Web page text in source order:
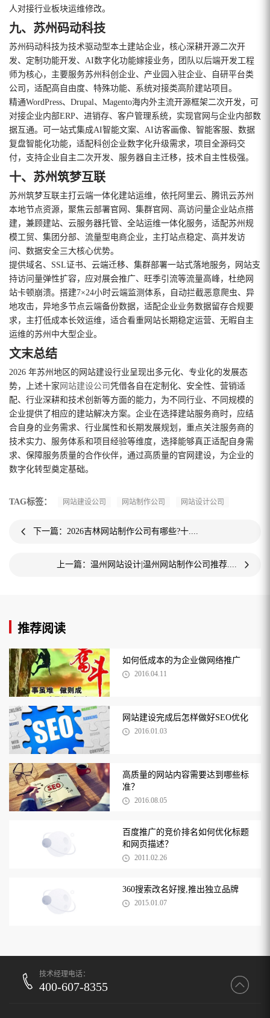
人对接行业板块运维修改。
九、苏州码动科技
苏州码动科技为技术驱动型本土建站企业，核心深耕开源二次开
发、定制功能开发、AI数字化功能嫁接业务，团队以后端开发工程
师为核心，主要服务苏州科创企业、产业园入驻企业、自研平台类
公司，适配高自由度、特殊功能、系统对接类高阶建站项目。
精通WordPress、Drupal、Magento海内外主流开源框架二次开发，可
对接企业内部ERP、进销存、客户管理系统，实现官网与企业内部数
据互通。可一站式集成AI智能文案、AI访客画像、智能客服、数据
复盘智能化功能，适配科创企业数字化升级需求，项目全源码交
付，支持企业自主二次开发、服务器自主迁移，技术自主性极强。
十、苏州筑梦互联
苏州筑梦互联主打云端一体化建站运维，依托阿里云、腾讯云苏州
本地节点资源，聚焦云部署官网、集群官网、高访问量企业站点搭
建，兼顾建站、云服务器托管、全站运维一体化服务，适配苏州规
模工贸、集团分部、流量型电商企业，主打站点稳定、高并发访
问、数据安全三大核心优势。
提供域名、SSL证书、云端迁移、集群部署一站式落地服务，网站支
持访问量弹性扩容，应对展会推广、旺季引流等流量高峰，杜绝网
站卡顿崩溃。搭建7×24小时云端监测体系，自动拦截恶意爬虫、异
地攻击，异地多节点云端备份数据，适配企业业务数据留存合规要
求，主打低成本长效运维，适合看重网站长期稳定运营、无暇自主
运维的苏州中大型企业。
文末总结
2026 年苏州地区的网站建设行业呈现出多元化、专业化的发展态
势，上述十家 网站建设公司凭借各自在定制化、安全性、营销适
配、行业深耕和技术创新等方面的能力，为不同行业、不同规模的
企业提供了相应的建站解决方案。企业在选择建站服务商时，应结
合自身的业务需求、行业属性和长期发展规划，重点关注服务商的
技术实力、服务体系和项目经验等维度，选择能够真正适配自身需
求、保障服务质量的合作伙伴，通过高质量的官网建设，为企业的
数字化转型奠定基础。
TAG标签： 网站建设公司 网站制作公司 网站设计公司
下一篇：2026吉林网站制作公司有哪些?十....
上一篇：温州网站设计|温州网站制作公司推荐....
推荐阅读
如何低成本的为企业做网络推广
2016.04.11
网站建设完成后怎样做好SEO优化
2016.01.03
高质量的网站内容需要达到哪些标
准？
2016.08.05
百度推广的竞价排名如何优化标题
和网页描述？
2011.02.26
360搜索改名好搜,推出独立品牌
2015.01.07
技术经理电话：
400-607-8355